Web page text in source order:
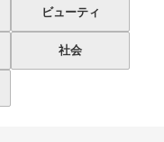
ビューティ
社会